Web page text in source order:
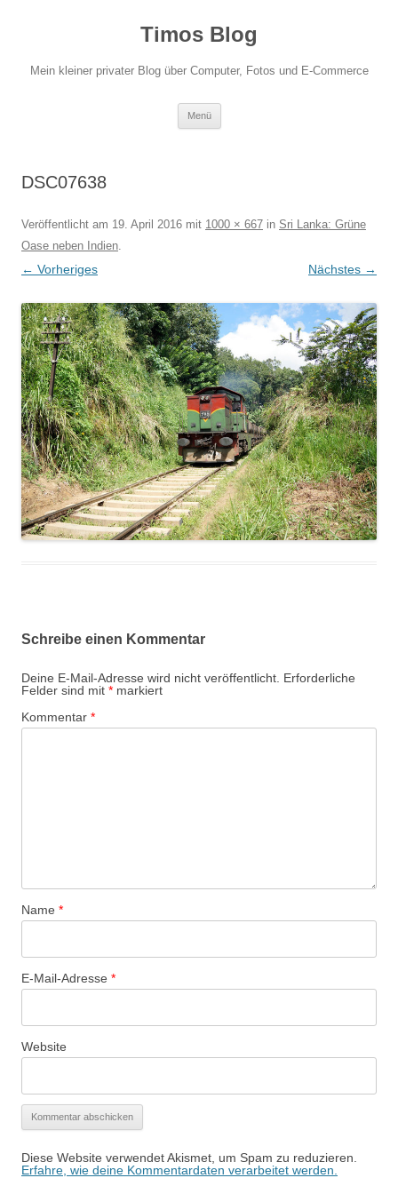
Timos Blog
Mein kleiner privater Blog über Computer, Fotos und E-Commerce
Menü
DSC07638
Veröffentlicht am 19. April 2016 mit 1000 × 667 in Sri Lanka: Grüne
Oase neben Indien.
← Vorheriges Nächstes →
Schreibe einen Kommentar
Deine E-Mail-Adresse wird nicht veröffentlicht. Erforderliche
Felder sind mit * markiert
Kommentar *
Name *
E-Mail-Adresse *
Website
Diese Website verwendet Akismet, um Spam zu reduzieren.
Erfahre, wie deine Kommentardaten verarbeitet werden.